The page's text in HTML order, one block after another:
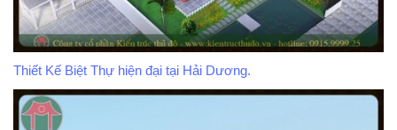
Thiết Kế Biệt Thự hiện đại tại Hải Dương.